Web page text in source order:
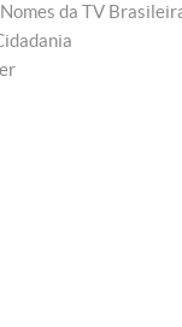
da TV